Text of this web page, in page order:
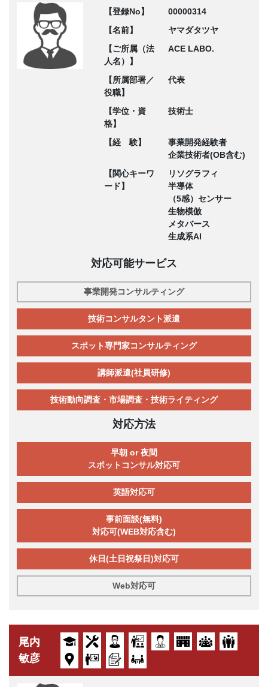
【登録No】
00000314
【名前】
ヤマダタツヤ
【ご所属（法
人名）】
ACE LABO.
【所属部署／
役職】
代表
【学位・資
格】
技術士
【経 験】
事業開発経験者
企業技術者(OB含む)
【関心キーワ
ード】
リソグラフィ
半導体
（5感）センサー
生物模倣
メタバース
生成系AI
対応可能サービス
事業開発コンサルティング
技術コンサルタント派遣
スポット専門家コンサルティング
講師派遣(社員研修)
技術動向調査・市場調査・技術ライティング
対応方法
早朝 or 夜間
スポットコンサル対応可
英語対応可
事前面談(無料)
対応可(WEB対応含む)
休日(土日祝祭日)対応可
Web対応可
尾内
敏彦